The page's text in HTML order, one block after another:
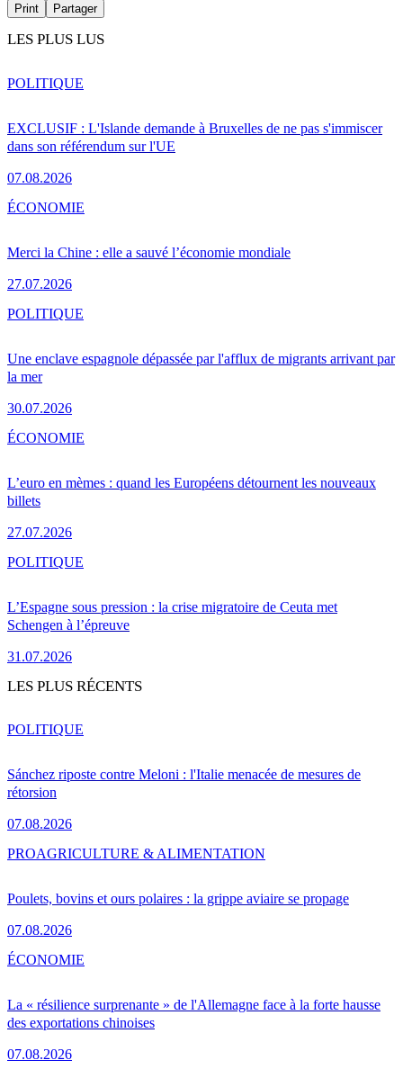
Print Partager
LES PLUS LUS
EXCLUSIF : L'Islande demande à Bruxelles de ne pas s'immiscer
dans son référendum sur l'UE
07.08.2026
POLITIQUE
Merci la Chine : elle a sauvé l’économie mondiale
27.07.2026
ÉCONOMIE
Une enclave espagnole dépassée par l'afflux de migrants arrivant par
la mer
30.07.2026
POLITIQUE
L’euro en mèmes : quand les Européens détournent les nouveaux
billets
27.07.2026
ÉCONOMIE
L’Espagne sous pression : la crise migratoire de Ceuta met
Schengen à l’épreuve
31.07.2026
POLITIQUE
LES PLUS RÉCENTS
Sánchez riposte contre Meloni : l'Italie menacée de mesures de
rétorsion
07.08.2026
POLITIQUE
Poulets, bovins et ours polaires : la grippe aviaire se propage
07.08.2026
PROAGRICULTURE & ALIMENTATION
La « résilience surprenante » de l'Allemagne face à la forte hausse
des exportations chinoises
07.08.2026
ÉCONOMIE